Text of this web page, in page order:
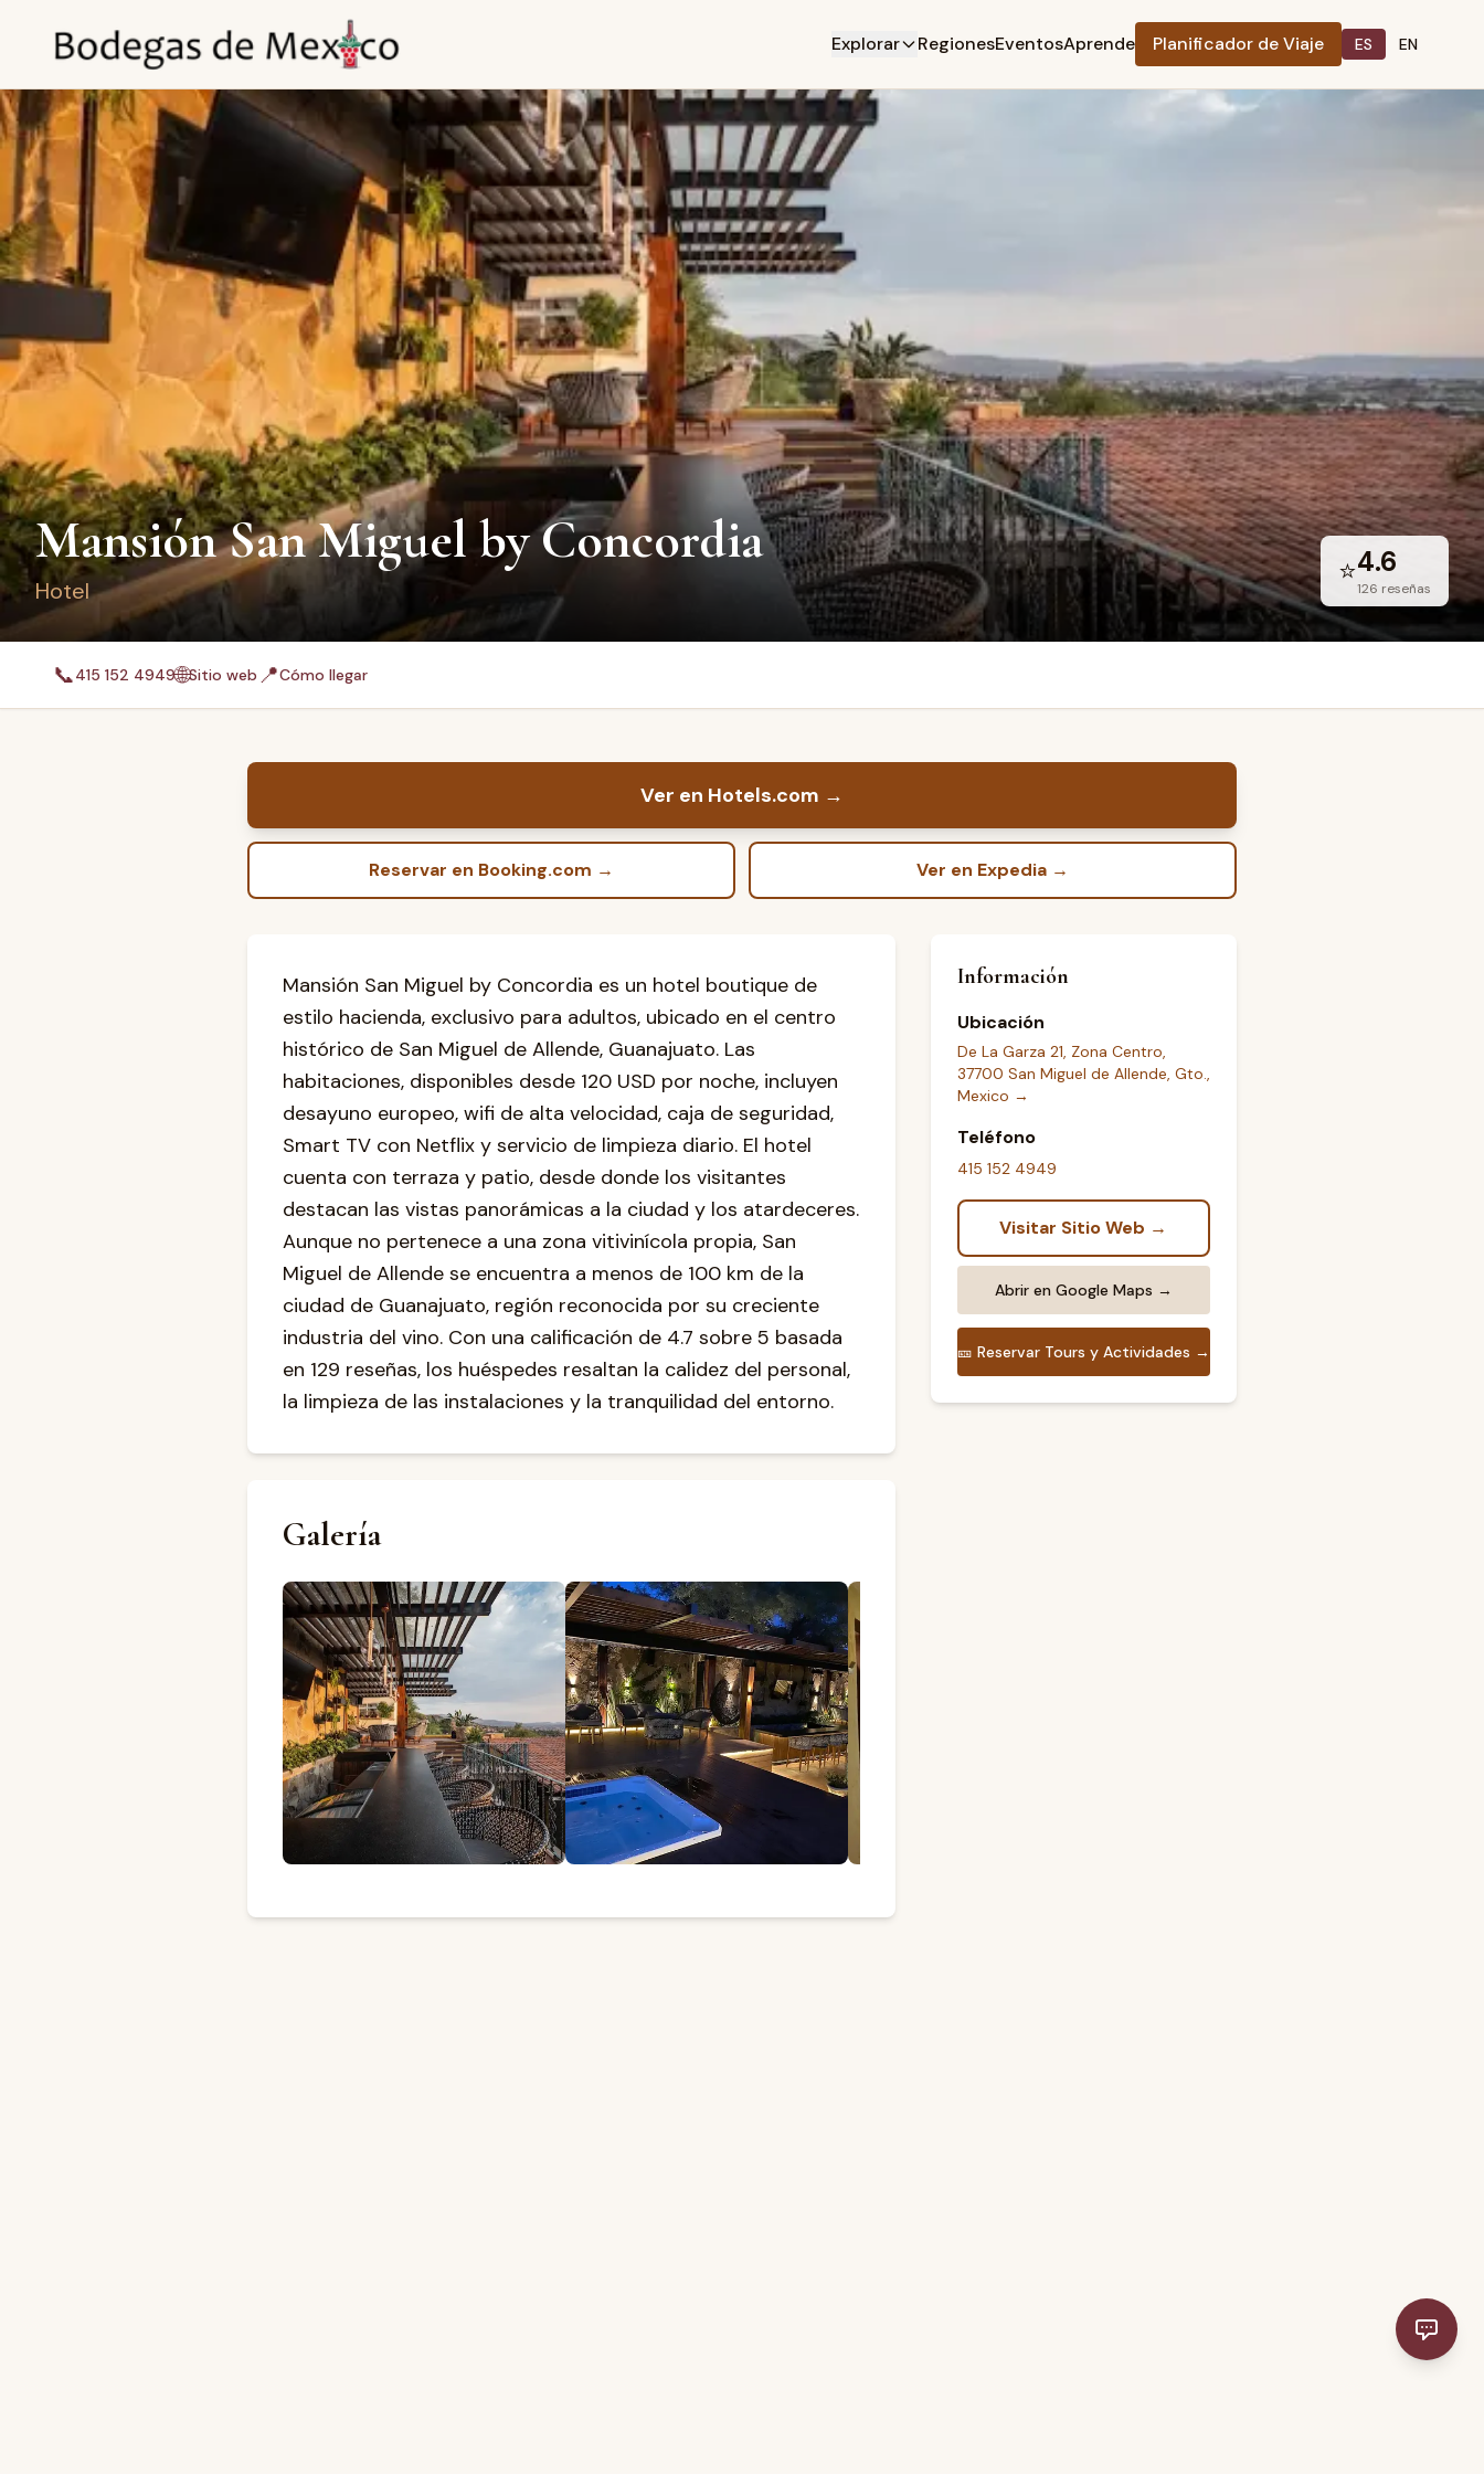
Explorar RegionesEventosAprende Planificador de Viaje ES EN
Mansión San Miguel by Concordia
Hotel
⭐4.6
126 reseñas
📞415 152 4949🌐Sitio web 📍Cómo llegar
Ver en Hotels.com →
Reservar en Booking.com → Ver en Expedia →
Mansión San Miguel by Concordia es un hotel boutique de
estilo hacienda, exclusivo para adultos, ubicado en el centro
histórico de San Miguel de Allende, Guanajuato. Las
habitaciones, disponibles desde 120 USD por noche, incluyen
desayuno europeo, wifi de alta velocidad, caja de seguridad,
Smart TV con Netflix y servicio de limpieza diario. El hotel
cuenta con terraza y patio, desde donde los visitantes
destacan las vistas panorámicas a la ciudad y los atardeceres.
Aunque no pertenece a una zona vitivinícola propia, San
Miguel de Allende se encuentra a menos de 100 km de la
ciudad de Guanajuato, región reconocida por su creciente
industria del vino. Con una calificación de 4.7 sobre 5 basada
en 129 reseñas, los huéspedes resaltan la calidez del personal,
la limpieza de las instalaciones y la tranquilidad del entorno.
Galería
Información
Ubicación
De La Garza 21, Zona Centro,
37700 San Miguel de Allende, Gto.,
Mexico →
Teléfono
415 152 4949
Visitar Sitio Web →
Abrir en Google Maps →
🎫 Reservar Tours y Actividades →